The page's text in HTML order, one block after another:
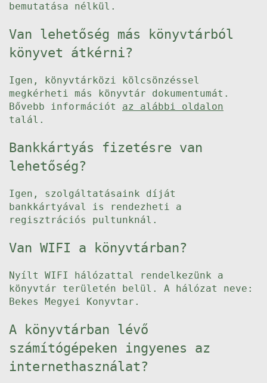
bemutatása nélkül.
Van lehetőség más könyvtárból
könyvet átkérni?
Igen, könyvtárközi kölcsönzéssel
megkérheti más könyvtár dokumentumát.
Bővebb információt az alábbi oldalon
talál.
Bankkártyás fizetésre van
lehetőség?
Igen, szolgáltatásaink díját
bankkártyával is rendezheti a
regisztrációs pultunknál.
Van WIFI a könyvtárban?
Nyílt WIFI hálózattal rendelkezünk a
könyvtár területén belül. A hálózat neve:
Bekes Megyei Konyvtar.
A könyvtárban lévő
számítógépeken ingyenes az
internethasználat?